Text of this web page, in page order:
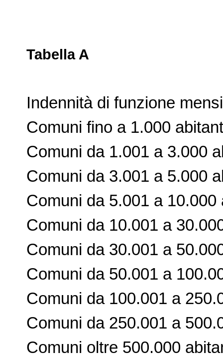
Tabella A
Indennità di funzione
Comuni fino a 1.000
Comuni da 1.001 a 3.000
Comuni da 3.001 a 5.000
Comuni da 5.001 a 10.000
Comuni da 10.001 a
Comuni da 30.001 a
Comuni da 50.001 a
Comuni da 100.001 a
Comuni da 250.001 a
Comuni oltre 500.000